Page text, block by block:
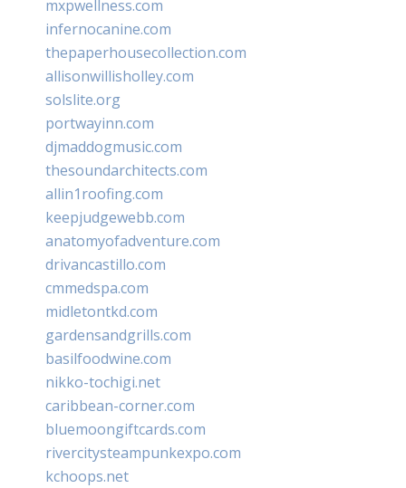
mxpwellness.com
infernocanine.com
thepaperhousecollection.com
allisonwillisholley.com
solslite.org
portwayinn.com
djmaddogmusic.com
thesoundarchitects.com
allin1roofing.com
keepjudgewebb.com
anatomyofadventure.com
drivancastillo.com
cmmedspa.com
midletontkd.com
gardensandgrills.com
basilfoodwine.com
nikko-tochigi.net
caribbean-corner.com
bluemoongiftcards.com
rivercitysteampunkexpo.com
kchoops.net